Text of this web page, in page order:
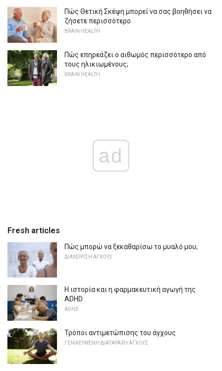
Πώς Θετική Σκέψη μπορεί να σας βοηθήσει να
ζήσετε περισσότερο
BRAIN HEALTH
Πώς επηρεάζει ο αιθωμός περισσότερο από
τους ηλικιωμένους;
BRAIN HEALTH
ad
Fresh articles
Πώς μπορώ να ξεκαθαρίσω το μυαλό μου;
ΔΙΑΧΕΊΡΙΣΗ ΆΓΧΟΥΣ
Η ιστορία και η φαρμακευτική αγωγή της
ADHD
ADHD
Τρόποι αντιμετώπισης του άγχους
ΓΕΝΙΚΕΥΜΈΝΗ ΔΙΑΤΑΡΑΧΉ ΆΓΧΟΥΣ